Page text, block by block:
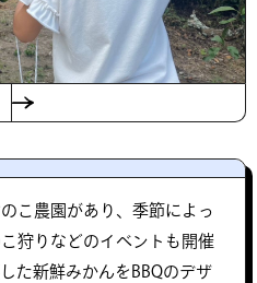
こ農園があり、季節によっ
狩りなどのイベントも開催
た新鮮みかんをBBQのデザ